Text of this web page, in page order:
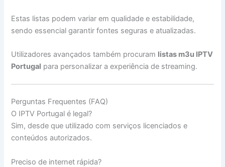
Estas listas podem variar em qualidade e estabilidade,
sendo essencial garantir fontes seguras e atualizadas.
Utilizadores avançados também procuram listas m3u IPTV
Portugal para personalizar a experiência de streaming.
Perguntas Frequentes (FAQ)
O IPTV Portugal é legal?
Sim, desde que utilizado com serviços licenciados e
conteúdos autorizados.
Preciso de internet rápida?